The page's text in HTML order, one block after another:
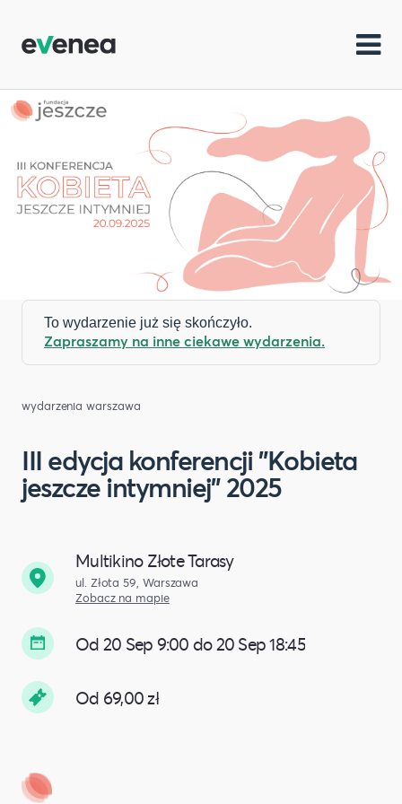
To wydarzenie już się skończyło.
Zapraszamy na inne ciekawe wydarzenia.
wydarzenia warszawa
III edycja konferencji "Kobieta
jeszcze intymniej" 2025
Multikino Złote Tarasy
ul. Złota 59, Warszawa
Zobacz na mapie
Od 20 Sep 9:00 do 20 Sep 18:45
Od 69,00 zł